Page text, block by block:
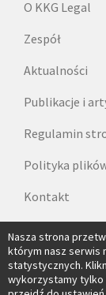
Nasza strona
którym nasz serwis
statystycznych.
wykorzystamy tylko
O KKG Legal
Zespół
Aktualności
Publikacje i
Regulamin
Polityka
Kontakt